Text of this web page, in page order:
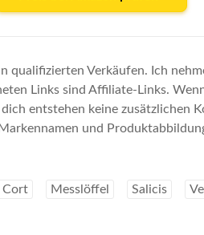
qualifizierten Verkäufen. Ich
Links sind Affiliate-Links.
entstehen keine zusätzlichen
und
Cort Messlöffel Salicis